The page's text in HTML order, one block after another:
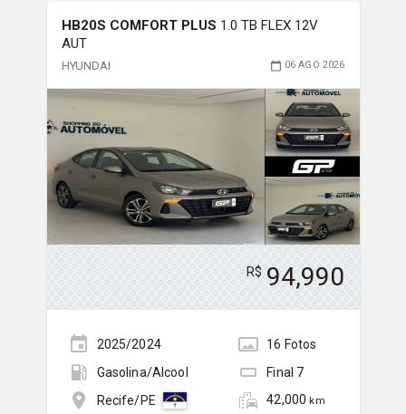
HB20S COMFORT PLUS 1.0 TB FLEX 12V
AUT
HYUNDAI 06 AGO 2026
R$ 94,990
2025/2024 16 Fotos
Gasolina/Álcool
Final 7
Recife/PE
42,000 km